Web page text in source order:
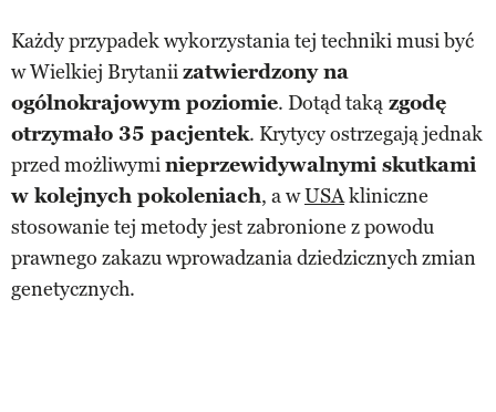
Każdy przypadek wykorzystania tej techniki musi być
w Wielkiej Brytaniizatwierdzony na
ogólnokrajowym poziomie. Dotąd taką zgodę
otrzymało 35 pacjentek. Krytycy ostrzegają jednak
przed możliwyminieprzewidywalnymi skutkami
w kolejnych pokoleniach, a wUSAkliniczne
stosowanie tej metody jest zabronione z powodu
prawnego zakazu wprowadzania dziedzicznych zmian
genetycznych.